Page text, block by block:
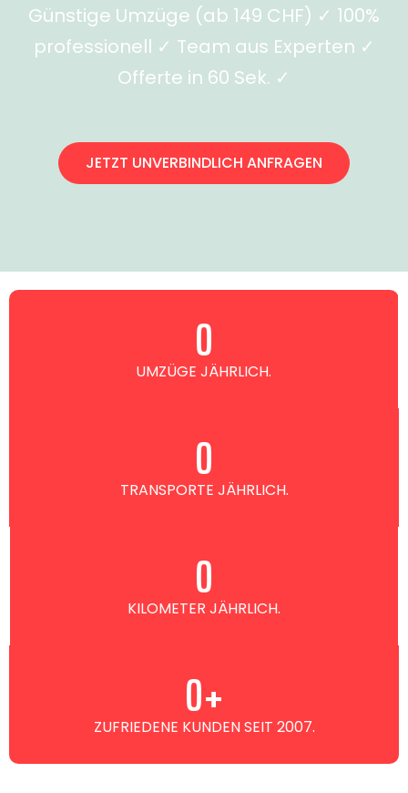
Günstige Umzüge (ab 149 CHF) ✓ 100%
professionell ✓ Team aus Experten ✓
Offerte in 60 Sek. ✓
JETZT UNVERBINDLICH ANFRAGEN
UMZÜGE JÄHRLICH.
0
TRANSPORTE JÄHRLICH.
0
KILOMETER JÄHRLICH.
0
ZUFRIEDENE KUNDEN SEIT 2007.
0+